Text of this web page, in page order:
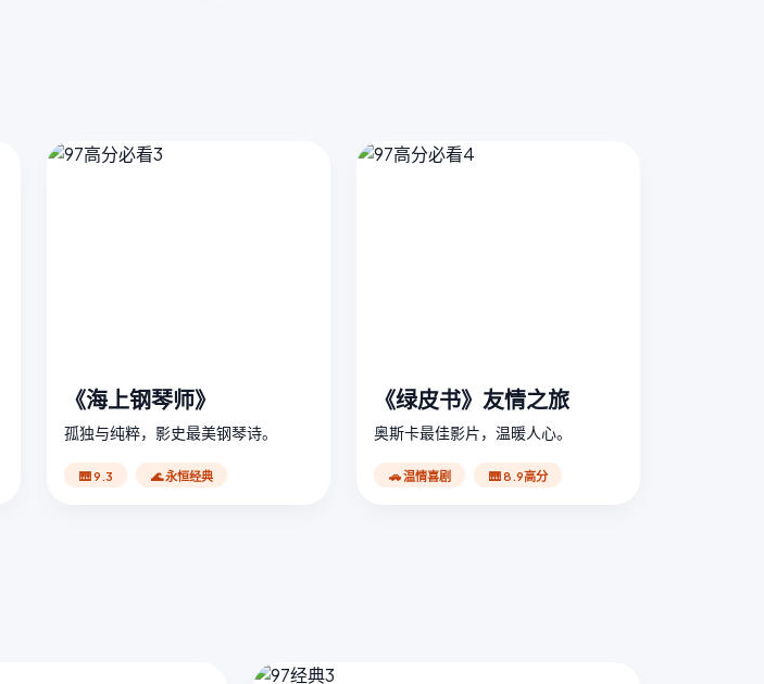
《海上钢琴师》
孤独与纯粹，影史最美钢琴诗。
🎹 9.3 🌊 永恒经典
《绿皮书》友情之旅
奥斯卡最佳影片，温暖人心。
🚗 温情喜剧 🎹 8.9高分